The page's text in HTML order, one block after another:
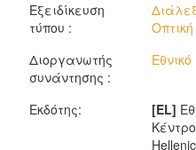
Εξειδίκευση
τύπου :
Διοργανωτής
συνάντησης :
Εκδότης: [EL]